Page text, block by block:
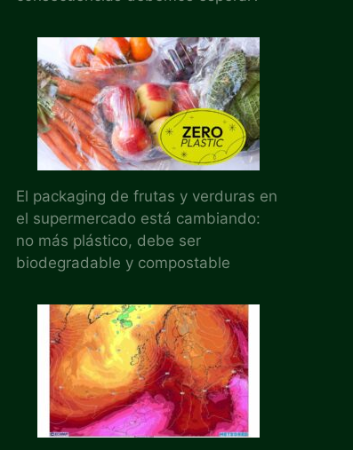
El packaging de frutas y verduras en
el supermercado está cambiando:
no más plástico, debe ser
biodegradable y compostable